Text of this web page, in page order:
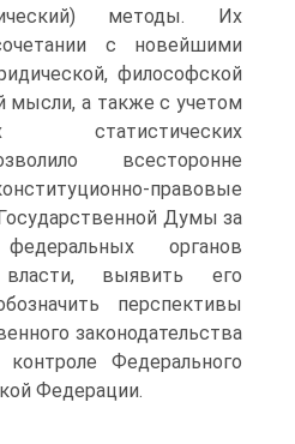
методы. Их
с новейшими
философской
мысли, а также с учетом
статистических
всесторонне
правовые
Думы за
органов
власти, выявить его
перспективы
законодательства
Федерального
Федерации.